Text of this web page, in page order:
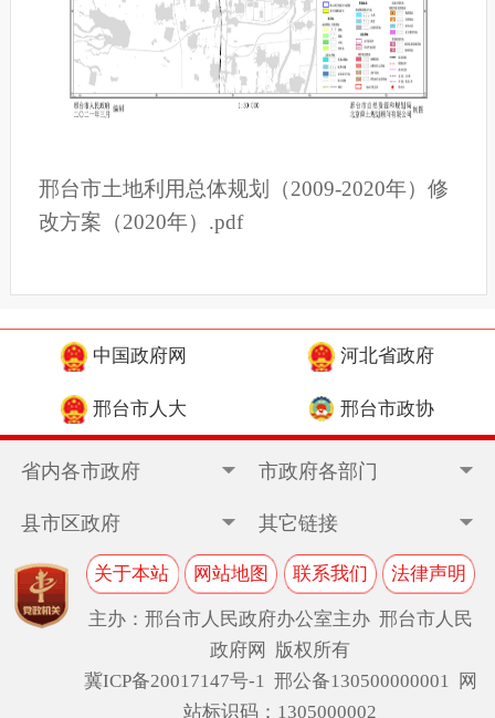
邢台市土地利用总体规划（2009-2020年）修
改方案（2020年）.pdf
中国政府网 河北省政府
邢台市人大 邢台市政协
省内各市政府 市政府各部门
县市区政府 其它链接
关于本站 网站地图 联系我们 法律声明
主办：邢台市人民政府办公室主办 邢台市人民
政府网 版权所有
冀ICP备20017147号-1 邢公备130500000001 网
站标识码：1305000002